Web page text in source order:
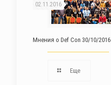
02.11.2016
Мнения о Def Con 30/10/2016
Еще